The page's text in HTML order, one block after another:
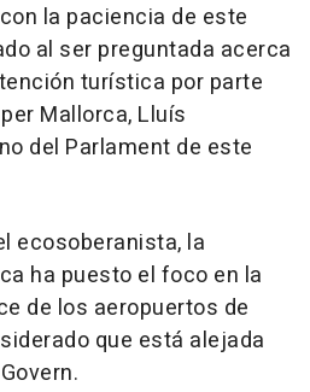
la paciencia de este
al ser preguntada acerca
turística por parte
Mallorca, Lluís
del Parlament de este
ecosoberanista, la
ha puesto el foco en la
de los aeropuertos de
que está alejada